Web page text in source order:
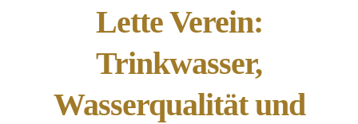
Lette Verein:
Trinkwasser,
Wasserqualität und